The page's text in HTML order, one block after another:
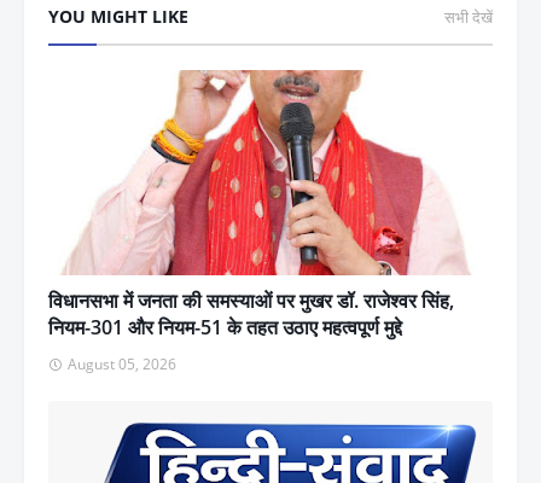
YOU MIGHT LIKE सभी देखें
विधानसभा में जनता की समस्याओं पर मुखर डॉ. राजेश्वर सिंह,
नियम-301 और नियम-51 के तहत उठाए महत्वपूर्ण मुद्दे
August 05, 2026